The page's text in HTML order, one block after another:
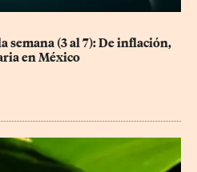
semana (3 al 7): De inflación,
en México